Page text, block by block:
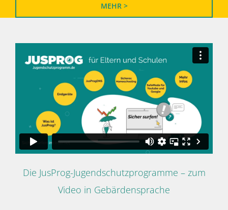
MEHR >
Die JusProg-Jugendschutzprogramme – zum
Video in Gebärdensprache